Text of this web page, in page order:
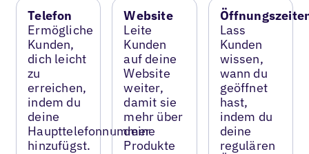
Telefon
Ermögliche
Kunden,
dich leicht
zu
erreichen,
indem du
deine
Haupttelefonnummer
hinzufügst.
Website
Leite
Kunden
auf deine
Website
weiter,
damit sie
mehr über
deine
Produkte
Lass
Kunden
wissen,
wann du
geöffnet
hast,
indem du
deine
regulären